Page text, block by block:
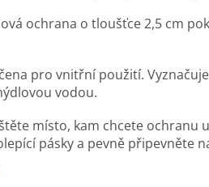
ochrana o tloušťce 2,5 cm
pro vnitřní použití.
vodou.
místo, kam chcete ochranu
pásky a pevně připevněte